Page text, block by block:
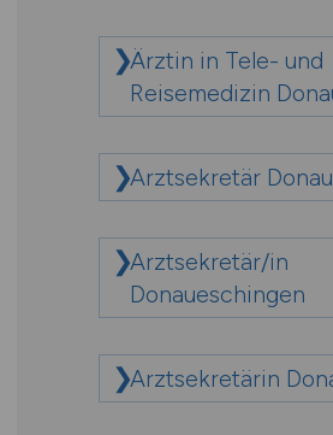
Ärztin in Tele- und
Reisemedizin
Arztsekretär
Arztsekretär/in
Donaueschingen
Arztsekretärin